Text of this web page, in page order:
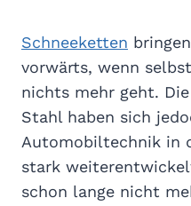
Schneeketten
vorwärts, wenn
nichts mehr geht.
Stahl haben sich
Automobiltechnik in
stark
schon lange nicht